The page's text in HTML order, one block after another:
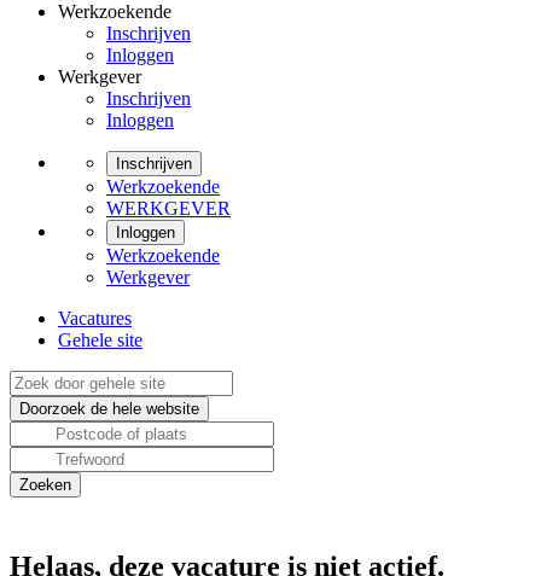
Werkzoekende
Inschrijven
Inloggen
Werkgever
Inschrijven
Inloggen
Inschrijven
Werkzoekende
WERKGEVER
Inloggen
Werkzoekende
Werkgever
Vacatures
Gehele site
Helaas, deze vacature is niet actief.